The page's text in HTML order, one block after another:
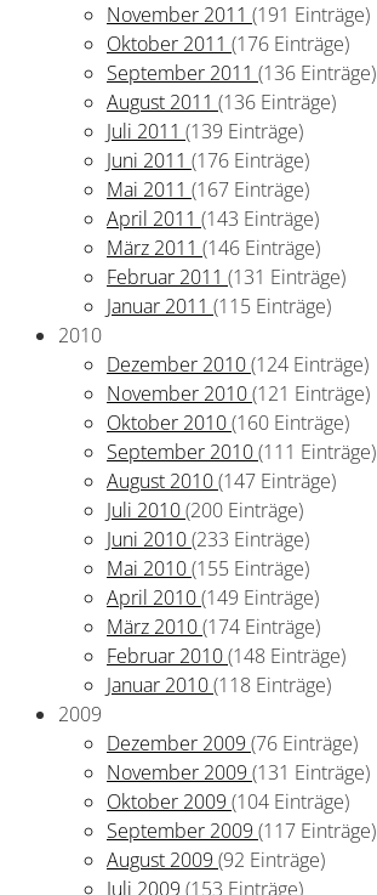
November 2011 (191 Einträge)
Oktober 2011 (176 Einträge)
September 2011 (136 Einträge)
August 2011 (136 Einträge)
Juli 2011 (139 Einträge)
Juni 2011 (176 Einträge)
Mai 2011 (167 Einträge)
April 2011 (143 Einträge)
März 2011 (146 Einträge)
Februar 2011 (131 Einträge)
Januar 2011 (115 Einträge)
2010
Dezember 2010(124 Einträge)
November 2010(121 Einträge)
Oktober 2010(160 Einträge)
September 2010(111 Einträge)
August 2010(147 Einträge)
Juli 2010(200 Einträge)
Juni 2010(233 Einträge)
Mai 2010(155 Einträge)
April 2010(149 Einträge)
März 2010(174 Einträge)
Februar 2010(148 Einträge)
Januar 2010(118 Einträge)
2009
Dezember 2009 (76 Einträge)
November 2009 (131 Einträge)
Oktober 2009 (104 Einträge)
September 2009 (117 Einträge)
August 2009 (92 Einträge)
Juli 2009 (153 Einträge)